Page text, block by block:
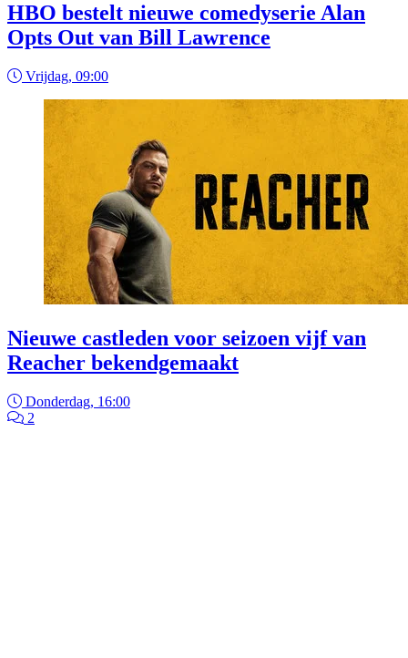
HBO bestelt nieuwe comedyserie Alan
Opts Out van Bill Lawrence
Vrijdag, 09:00
Nieuwe castleden voor seizoen vijf van
Reacher bekendgemaakt
Donderdag, 16:00
2